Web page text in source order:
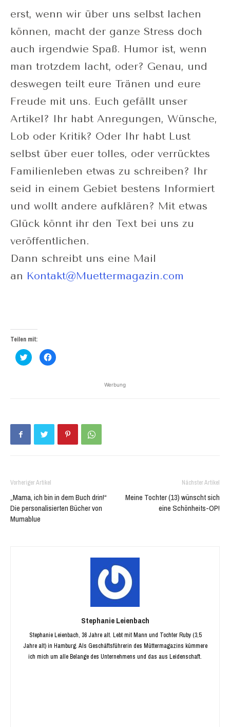
erst, wenn wir über uns selbst lachen
können, macht der ganze Stress doch
auch irgendwie Spaß. Humor ist, wenn
man trotzdem lacht, oder? Genau, und
deswegen teilt eure Tränen und eure
Freude mit uns. Euch gefällt unser
Artikel? Ihr habt Anregungen, Wünsche,
Lob oder Kritik? Oder Ihr habt Lust
selbst über euer tolles, oder verrücktes
Familienleben etwas zu schreiben? Ihr
seid in einem Gebiet bestens Informiert
und wollt andere aufklären? Mit etwas
Glück könnt ihr den Text bei uns zu
veröffentlichen.
Dann schreibt uns eine Mail
an Kontakt@Muettermagazin.com
Teilen mit:
Klick,
um
Klick,
um
Werbung
Vorheriger Artikel
„Mama, ich bin in dem Buch drin!“
Die personalisierten Bücher von
Mumablue
Nächster Artikel
Meine Tochter (13) wünscht sich
eine Schönheits-OP!
Stephanie Leienbach
Stephanie Leienbach, 36 Jahre alt. Lebt mit Mann und Tochter Ruby (3,5
Jahre alt) in Hamburg. Als Geschäftsführerin des Müttermagazins kümmere
ich mich um alle Belange des Unternehmens und das aus Leidenschaft.